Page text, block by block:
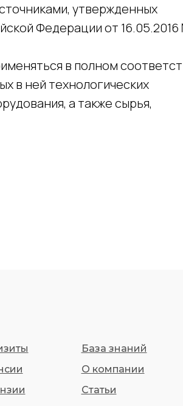
утвержденных
Федерации от
в полном
в ней технологических
а также сырья,
База знаний
О компании
Статьи